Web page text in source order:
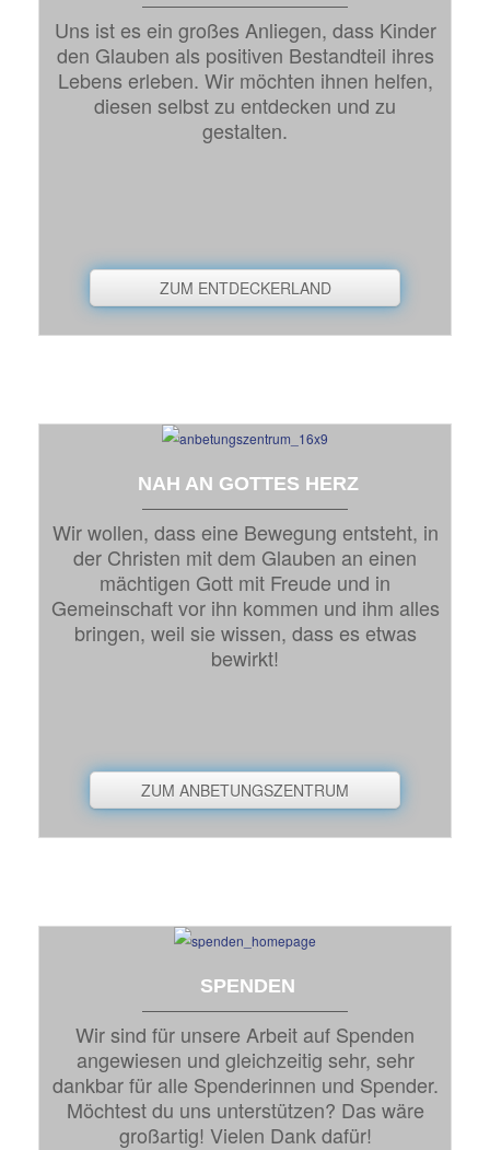
Uns ist es ein großes Anliegen, dass Kinder
den Glauben als positiven Bestandteil ihres
Lebens erleben. Wir möchten ihnen helfen,
diesen selbst zu entdecken und zu
gestalten.
ZUM ENTDECKERLAND
NAH AN GOTTES HERZ
Wir wollen, dass eine Bewegung entsteht, in
der Christen mit dem Glauben an einen
mächtigen Gott mit Freude und in
Gemeinschaft vor ihn kommen und ihm alles
bringen, weil sie wissen, dass es etwas
bewirkt!
ZUM ANBETUNGSZENTRUM
SPENDEN
Wir sind für unsere Arbeit auf Spenden
angewiesen und gleichzeitig sehr, sehr
dankbar für alle Spenderinnen und Spender.
Möchtest du uns unterstützen? Das wäre
großartig! Vielen Dank dafür!